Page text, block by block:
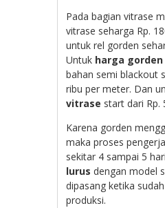
Pada bagian vitrase
vitrase seharga Rp.
untuk rel gorden
Untuk harga
bahan semi blackout
ribu per meter. Dan
vitrase start dari Rp.
Karena gorden
maka proses
sekitar 4 sampai 5
lurus dengan model
dipasang ketika
produksi.